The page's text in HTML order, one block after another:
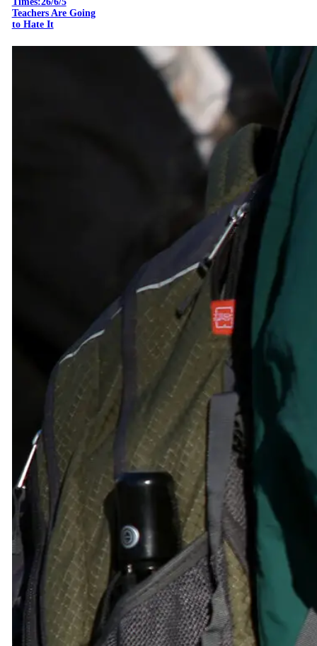
Teachers Are Going
to Hate It